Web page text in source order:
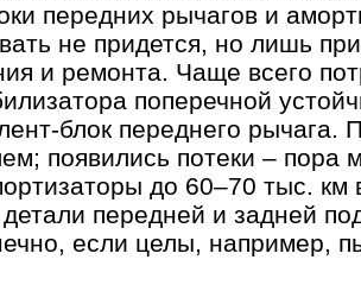
передних рычагов и
не придется, но лишь
и ремонта. Чаще всего
поперечной
блок переднего рычага.
появились потеки – пора
до 60–70 тыс. км
передней и задней
если целы, например,